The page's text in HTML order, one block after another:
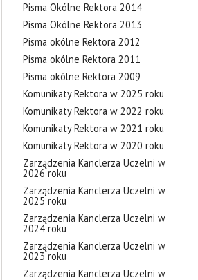
Pisma Okólne Rektora 2014
Pisma Okólne Rektora 2013
Pisma okólne Rektora 2012
Pisma okólne Rektora 2011
Pisma okólne Rektora 2009
Komunikaty Rektora w 2025 roku
Komunikaty Rektora w 2022 roku
Komunikaty Rektora w 2021 roku
Komunikaty Rektora w 2020 roku
Zarządzenia Kanclerza Uczelni w
2026 roku
Zarządzenia Kanclerza Uczelni w
2025 roku
Zarządzenia Kanclerza Uczelni w
2024 roku
Zarządzenia Kanclerza Uczelni w
2023 roku
Zarządzenia Kanclerza Uczelni w